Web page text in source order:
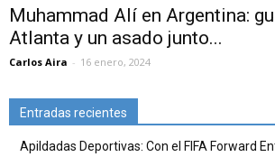
Muhammad Alí en Argentina:
Atlanta y un asado junto...
Carlos Aira - 16 enero, 2024
Entradas recientes
Apildadas Deportivas: Con el FIFA Forward